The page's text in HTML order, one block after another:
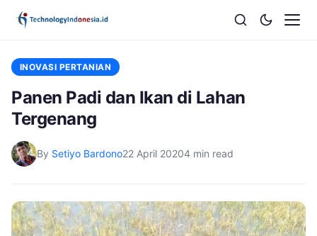
INOVASI PERTANIAN
Panen Padi dan Ikan di Lahan
Tergenang
By Setiyo Bardono22 April 20204 min read